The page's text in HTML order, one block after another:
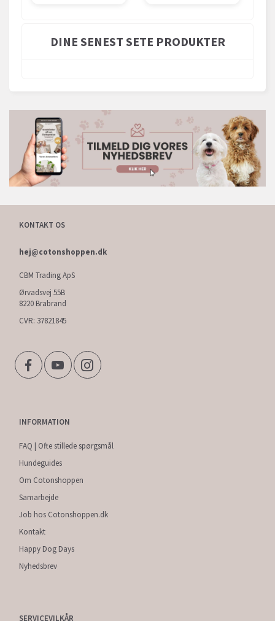
DINE SENEST SETE PRODUKTER
KONTAKT OS
hej@cotonshoppen.dk
CBM Trading ApS
Ørvadsvej 55B
8220 Brabrand
CVR: 37821845
INFORMATION
FAQ | Ofte stillede spørgsmål
Hundeguides
Om Cotonshoppen
Samarbejde
Job hos Cotonshoppen.dk
Kontakt
Happy Dog Days
Nyhedsbrev
SERVICEVILKÅR